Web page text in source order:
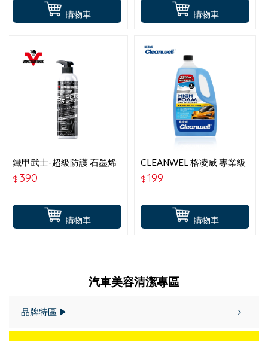
購物車 購物車
購物車
鐵甲武士-超級防護 石墨烯
塑橡膠還原劑 473ML
$ 390
購物車
CLEANWEL 格凌威 專業級
超濃密泡沫洗車精 2.2L
$199
汽車美容清潔專區
品牌特區 ▶